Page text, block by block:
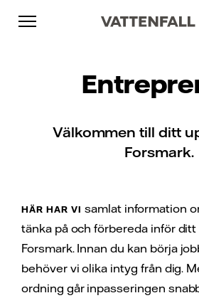
Skip to content
Gå till huvudnavigeringen
Gå till sidfoten
Välkommen till ditt
Forsmark.
HÄR HAR VI samlat information
tänka på och förbereda inför
Forsmark. Innan du kan börja
behöver vi olika intyg från dig.
ordning går inpasseringen
Gå till huvudnavigeringen